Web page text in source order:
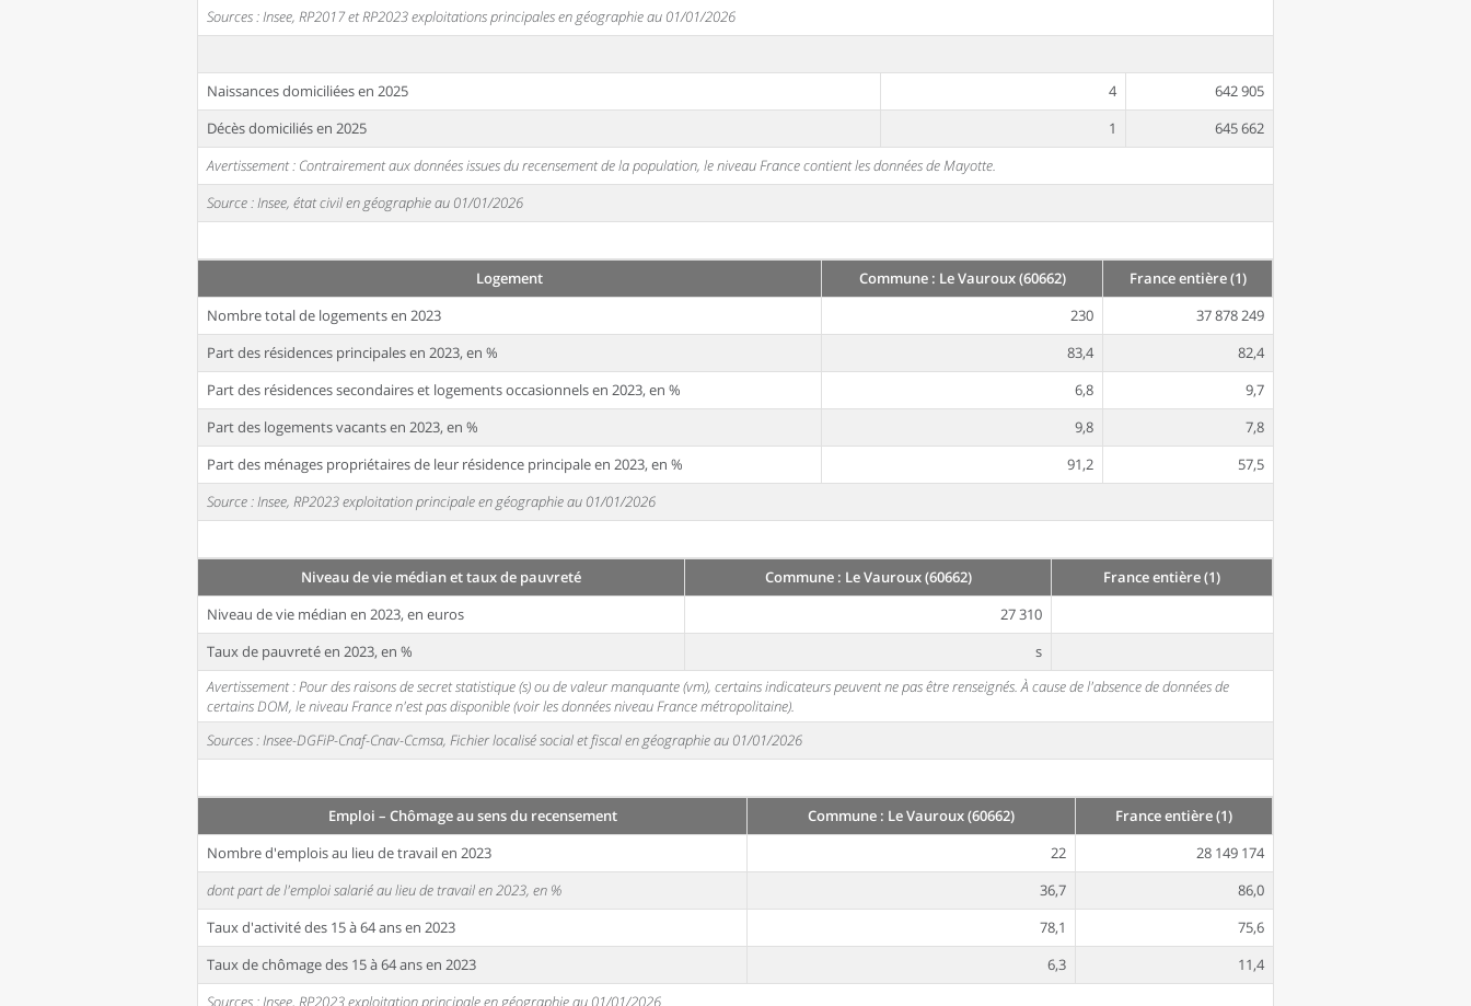
Sources : Insee, RP2017 et RP2023 exploitations principales en géographie au 01/01/2026
Naissances domiciliées en 2025 4
642 905
Décès domiciliés en 2025
1
645 662
Avertissement : Contrairement aux données issues du recensement de la population, le niveau France contient les données de Mayotte.
Source : Insee, état civil en géographie au 01/01/2026
Logement Commune : Le Vauroux (60662)
France entière (1)
Nombre total de logements en 2023
230
37 878 249
Part des résidences principales en 2023, en %
83,4
82,4
Part des résidences secondaires et logements occasionnels en 2023, en %
6,8
9,7
Part des logements vacants en 2023, en %
9,8
7,8
Part des ménages propriétaires de leur résidence principale en 2023, en %
91,2
57,5
Source : Insee, RP2023 exploitation principale en géographie au 01/01/2026
Niveau de vie médian et taux de pauvreté Commune : Le Vauroux (60662)
France entière (1)
Niveau de vie médian en 2023, en euros
27 310
Taux de pauvreté en 2023, en %
s
Avertissement : Pour des raisons de secret statistique (s) ou de valeur manquante (vm), certains indicateurs peuvent ne pas être renseignés. À cause de l'absence de données de
certains DOM, le niveau France n'est pas disponible (voir les données niveau France métropolitaine).
Sources : Insee-DGFiP-Cnaf-Cnav-Ccmsa, Fichier localisé social et fiscal en géographie au 01/01/2026
Emploi – Chômage au sens du recensement Commune : Le Vauroux (60662)
France entière (1)
Nombre d'emplois au lieu de travail en 2023
22
28 149 174
dont part de l'emploi salarié au lieu de travail en 2023, en %
36,7
86,0
Taux d'activité des 15 à 64 ans en 2023
78,1
75,6
Taux de chômage des 15 à 64 ans en 2023
6,3
11,4
Sources : Insee, RP2023 exploitation principale en géographie au 01/01/2026